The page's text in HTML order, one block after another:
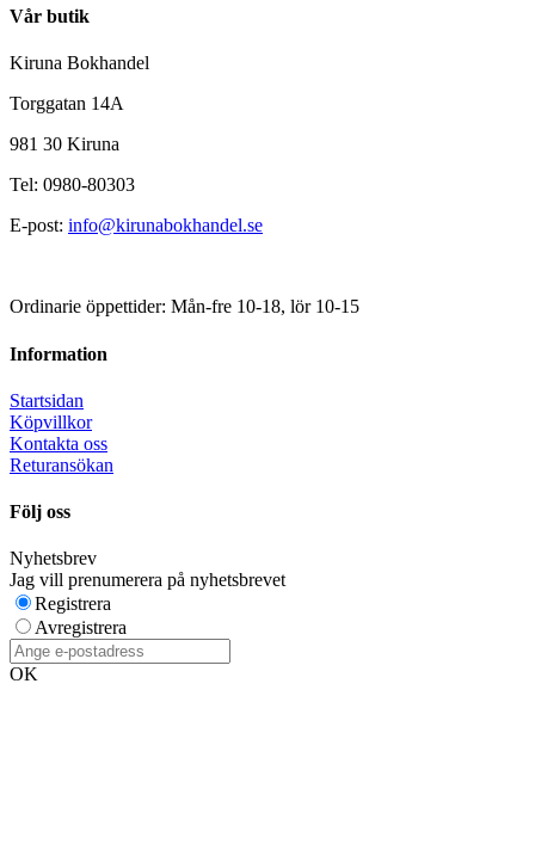
Vår butik
Kiruna Bokhandel
Torggatan 14A
981 30 Kiruna
Tel: 0980-80303
E-post: info@kirunabokhandel.se
Ordinarie öppettider: Mån-fre 10-18, lör 10-15
Information
Startsidan
Köpvillkor
Kontakta oss
Returansökan
Följ oss
Nyhetsbrev
Jag vill prenumerera på nyhetsbrevet
Registrera
Avregistrera
OK